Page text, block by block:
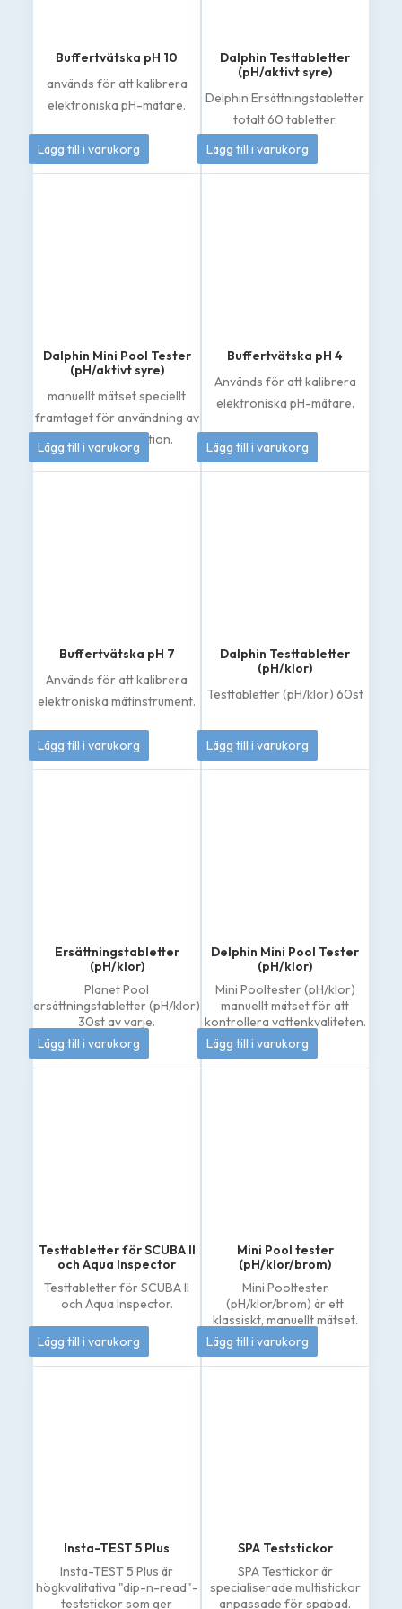
produktsidan
produktsidan
Buffertvätska pH 10
används för att kalibrera
elektroniska pH-mätare.
50kr
Lägg till i varukorg
Dalphin Testtabletter
(pH/aktivt syre)
Delphin Ersättningstabletter
totalt 60 tabletter.
155kr
Lägg till i varukorg
Dalphin Mini Pool Tester
(pH/aktivt syre)
manuellt mätset speciellt
framtaget för användning av
klorfri desinfektion.
133kr
Lägg till i varukorg
Buffertvätska pH 4
Används för att kalibrera
elektroniska pH-mätare.
50kr
Lägg till i varukorg
Buffertvätska pH 7
Används för att kalibrera
elektroniska mätinstrument.
50kr
Lägg till i varukorg
Dalphin Testtabletter
(pH/klor)
Testtabletter (pH/klor) 60st
144kr
Lägg till i varukorg
Ersättningstabletter
(pH/klor)
Planet Pool
ersättningstabletter (pH/klor)
30st av varje.
144kr
Lägg till i varukorg
Delphin Mini Pool Tester
(pH/klor)
Mini Pooltester (pH/klor)
manuellt mätset för att
kontrollera vattenkvaliteten.
133kr
Lägg till i varukorg
Testtabletter för SCUBA II
och Aqua Inspector
Testtabletter för SCUBA II
och Aqua Inspector.
206kr
Lägg till i varukorg
Mini Pool tester
(pH/klor/brom)
Mini Pooltester
(pH/klor/brom) är ett
klassiskt, manuellt mätset.
133kr
Lägg till i varukorg
Insta-TEST 5 Plus
Insta-TEST 5 Plus är
högkvalitativa "dip-n-read"-
teststickor som ger
SPA Teststickor
SPA Testtickor är
specialiserade multistickor
anpassade för spabad.